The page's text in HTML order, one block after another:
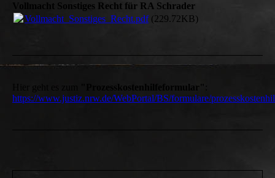
Vollmacht Sonstiges Recht für RA Schrader
Vollmacht_Sonstiges_Recht.pdf(229.72KB)
"Prozesskostenhilfeformular"
https://www.justiz.nrw.de/WebPortal/BS/formulare/